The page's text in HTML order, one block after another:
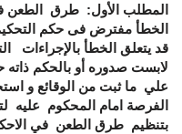
المطلب الأول: طرق الطعن
الخطأ مفترض فى حكم
قد يتعلق الخطأ بالإجراءات
لابست صدوره أو بالحكم
علي ما ثبت من الوقائع و
الفرصة امام المحكوم عليه
بتنظيم طرق الطعن في